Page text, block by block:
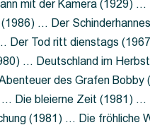
mit der Kamera (1929)
… Der
Der Tod ritt dienstags
… Deutschland im
des Grafen
Die bleierne Zeit (1981)
(1981) … Die fröhliche